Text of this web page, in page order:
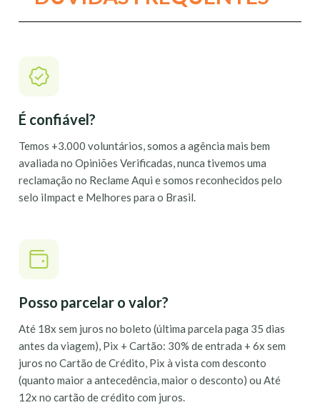
É confiável?
Temos +3.000 voluntários, somos a agência mais bem
avaliada no Opiniões Verificadas, nunca tivemos uma
reclamação no Reclame Aqui e somos reconhecidos pelo
selo iImpact e Melhores para o Brasil.
Posso parcelar o valor?
Até 18x sem juros no boleto (última parcela paga 35 dias
antes da viagem), Pix + Cartão: 30% de entrada + 6x sem
juros no Cartão de Crédito, Pix à vista com desconto
(quanto maior a antecedência, maior o desconto) ou Até
12x no cartão de crédito com juros.